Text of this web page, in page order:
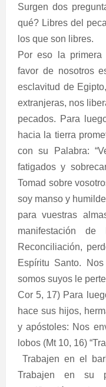
Surgen dos
qué? Libres del
los que son libres.
Por eso la
favor de nosotros
esclavitud de
extranjeras, nos
pecados. Para
hacia la tierra
con su Palabra:
fatigados y
Tomad sobre
soy manso y
para vuestras
manifestación
Reconciliación,
Espíritu Santo.
somos suyos le
Cor 5, 17) Para
hace sus hijos,
y apóstoles: Nos
lobos (Mt 10, 16)
Trabajen en el
Trabajen en su